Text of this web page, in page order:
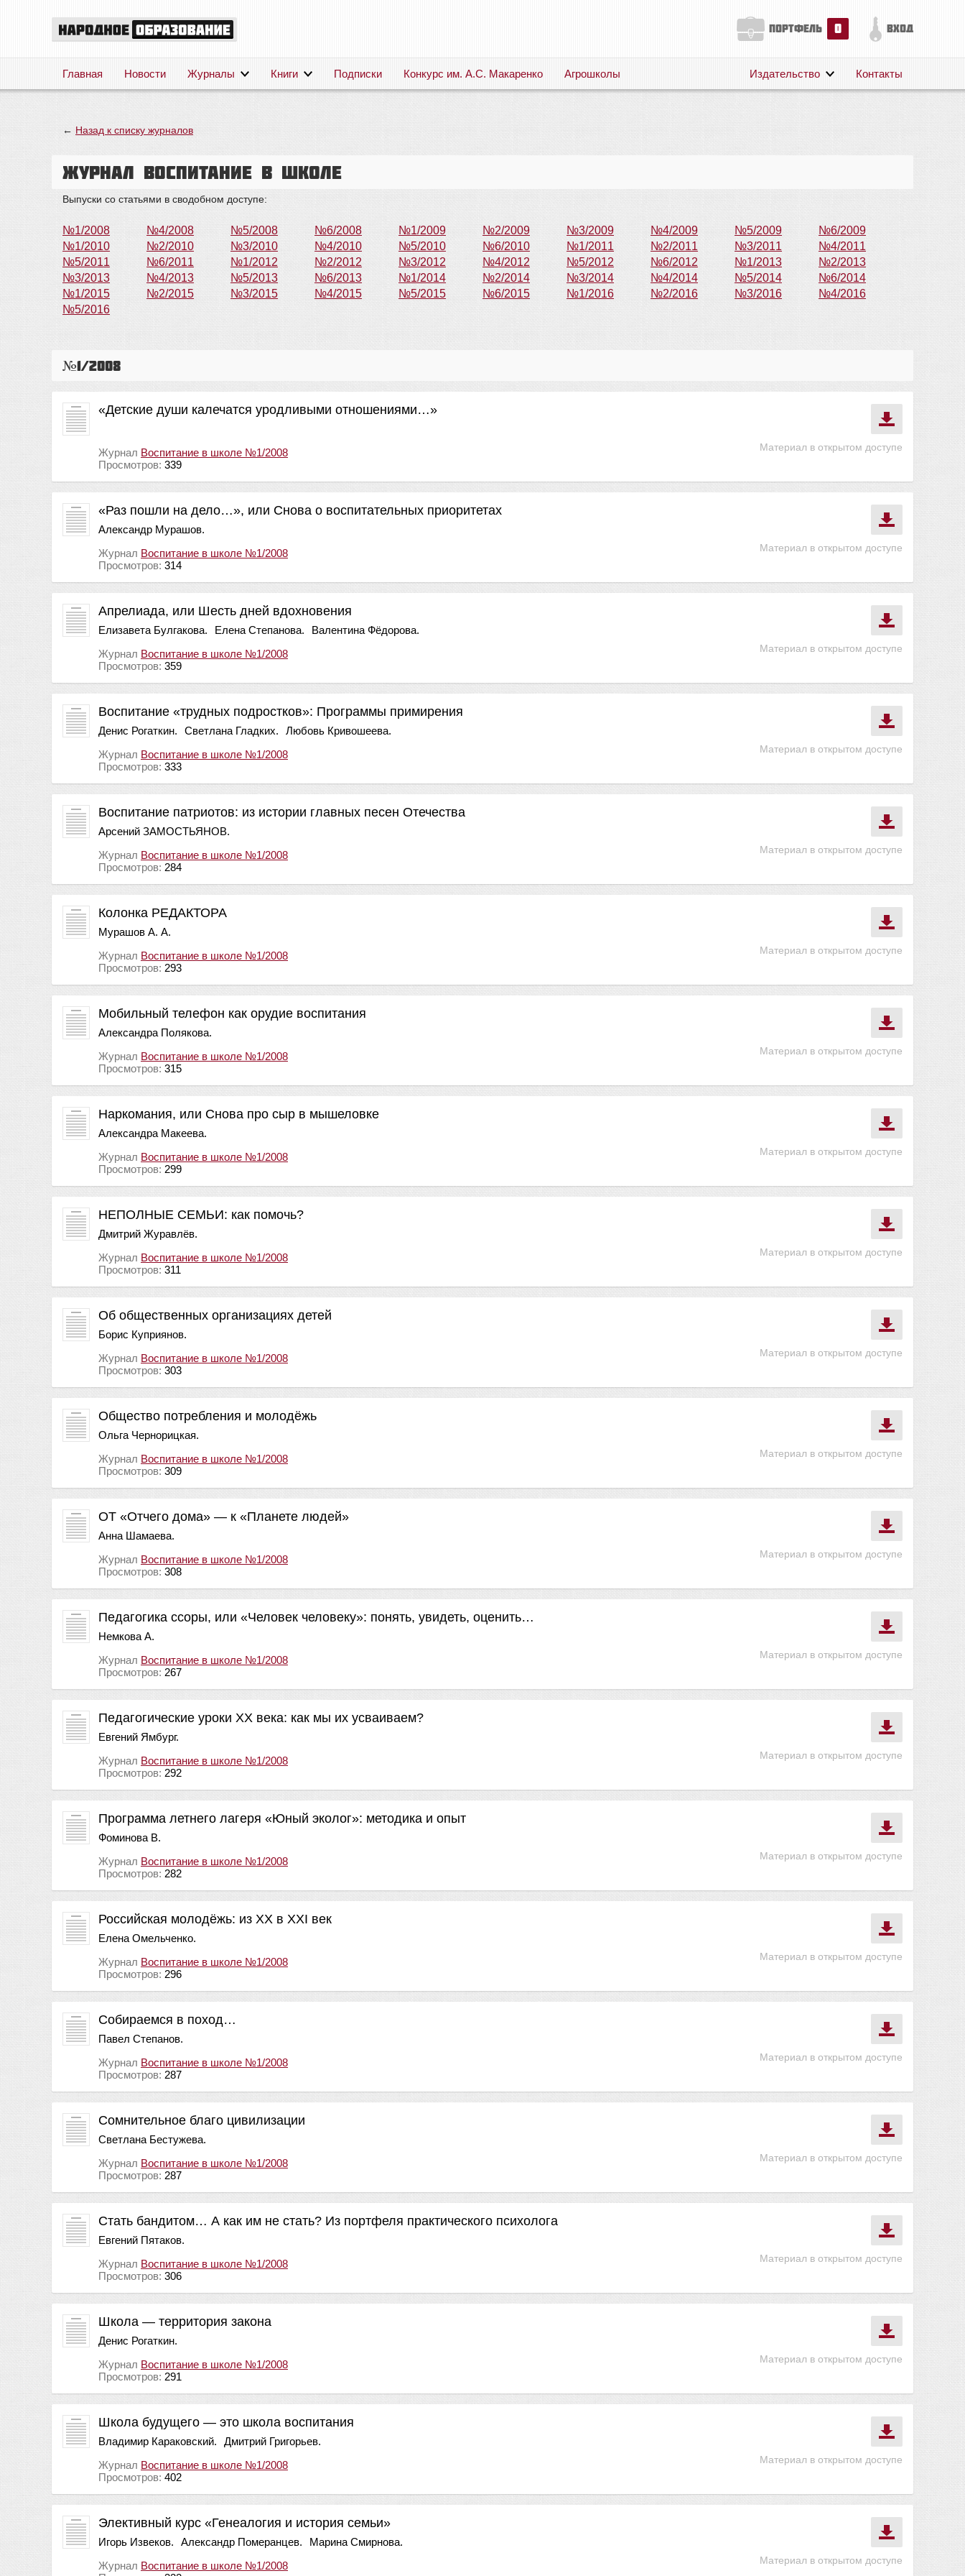
портфель 0 вход
Главная Новости Журналы Книги Подписки Конкурс им. А.С. Макаренко Агрошколы Издательство Контакты
← Назад к списку журналов
Журнал Воспитание в школе
Выпуски со статьями в сводобном доступе:
№1/2008 №4/2008 №5/2008 №6/2008 №1/2009 №2/2009 №3/2009 №4/2009 №5/2009
№6/2009
№1/2010
№2/2010 №3/2010 №4/2010 №5/2010 №6/2010 №1/2011 №2/2011 №3/2011
№4/2011
№5/2011
№6/2011 №1/2012 №2/2012 №3/2012 №4/2012 №5/2012 №6/2012 №1/2013
№2/2013
№3/2013
№4/2013 №5/2013 №6/2013 №1/2014 №2/2014 №3/2014 №4/2014 №5/2014
№6/2014
№1/2015
№2/2015 №3/2015 №4/2015 №5/2015 №6/2015 №1/2016 №2/2016 №3/2016
№4/2016
№5/2016
№1/2008
Материал в открытом доступе
«Детские души калечатся уродливыми отношениями…»
Журнал Воспитание в школе №1/2008
Просмотров: 339
Материал в открытом доступе
«Раз пошли на дело…», или Снова о воспитательных приоритетах
Александр Мурашов.
Журнал Воспитание в школе №1/2008
Просмотров: 314
Материал в открытом доступе
Апрелиада, или Шесть дней вдохновения
Елизавета Булгакова. Елена Степанова.
Валентина Фёдорова.
Журнал Воспитание в школе №1/2008
Просмотров: 359
Материал в открытом доступе
Воспитание «трудных подростков»: Программы примирения
Денис Рогаткин. Светлана Гладких.
Любовь Кривошеева.
Журнал Воспитание в школе №1/2008
Просмотров: 333
Материал в открытом доступе
Воспитание патриотов: из истории главных песен Отечества
Арсений ЗАМОСТЬЯНОВ.
Журнал Воспитание в школе №1/2008
Просмотров: 284
Материал в открытом доступе
Колонка РЕДАКТОРА
Мурашов А. А.
Журнал Воспитание в школе №1/2008
Просмотров: 293
Материал в открытом доступе
Мобильный телефон как орудие воспитания
Александра Полякова.
Журнал Воспитание в школе №1/2008
Просмотров: 315
Материал в открытом доступе
Наркомания, или Снова про сыр в мышеловке
Александра Макеева.
Журнал Воспитание в школе №1/2008
Просмотров: 299
Материал в открытом доступе
НЕПОЛНЫЕ СЕМЬИ: как помочь?
Дмитрий Журавлёв.
Журнал Воспитание в школе №1/2008
Просмотров: 311
Материал в открытом доступе
Об общественных организациях детей
Борис Куприянов.
Журнал Воспитание в школе №1/2008
Просмотров: 303
Материал в открытом доступе
Общество потребления и молодёжь
Ольга Чернорицкая.
Журнал Воспитание в школе №1/2008
Просмотров: 309
Материал в открытом доступе
ОТ «Отчего дома» — к «Планете людей»
Анна Шамаева.
Журнал Воспитание в школе №1/2008
Просмотров: 308
Материал в открытом доступе
Педагогика ссоры, или «Человек человеку»: понять, увидеть, оценить…
Немкова А.
Журнал Воспитание в школе №1/2008
Просмотров: 267
Материал в открытом доступе
Педагогические уроки XX века: как мы их усваиваем?
Евгений Ямбург.
Журнал Воспитание в школе №1/2008
Просмотров: 292
Материал в открытом доступе
Программа летнего лагеря «Юный эколог»: методика и опыт
Фоминова В.
Журнал Воспитание в школе №1/2008
Просмотров: 282
Материал в открытом доступе
Российская молодёжь: из ХХ в ХХI век
Елена Омельченко.
Журнал Воспитание в школе №1/2008
Просмотров: 296
Материал в открытом доступе
Собираемся в поход…
Павел Степанов.
Журнал Воспитание в школе №1/2008
Просмотров: 287
Материал в открытом доступе
Сомнительное благо цивилизации
Светлана Бестужева.
Журнал Воспитание в школе №1/2008
Просмотров: 287
Материал в открытом доступе
Стать бандитом… А как им не стать? Из портфеля практического психолога
Евгений Пятаков.
Журнал Воспитание в школе №1/2008
Просмотров: 306
Материал в открытом доступе
Школа — территория закона
Денис Рогаткин.
Журнал Воспитание в школе №1/2008
Просмотров: 291
Материал в открытом доступе
Школа будущего — это школа воспитания
Владимир Караковский.
Дмитрий Григорьев.
Журнал Воспитание в школе №1/2008
Просмотров: 402
Материал в открытом доступе
Элективный курс «Генеалогия и история семьи»
Игорь Извеков. Александр Померанцев.
Марина Смирнова.
Журнал Воспитание в школе №1/2008